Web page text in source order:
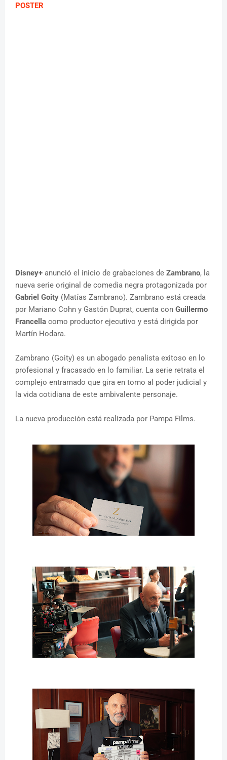
POSTER
Disney+ anunció el inicio de grabaciones de Zambrano, la
nueva serie original de comedia negra protagonizada por
Gabriel Goity (Matías Zambrano). Zambrano está creada
por Mariano Cohn y Gastón Duprat, cuenta con Guillermo
Francella como productor ejecutivo y está dirigida por
Martín Hodara.
Zambrano (Goity) es un abogado penalista exitoso en lo
profesional y fracasado en lo familiar. La serie retrata el
complejo entramado que gira en torno al poder judicial y
la vida cotidiana de este ambivalente personaje.
La nueva producción está realizada por Pampa Films.